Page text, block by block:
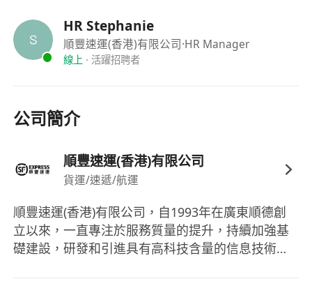
及一張證件相
青衣港鐵站A1出口馬莎側門出口右轉落樓梯，有免
費接駁巴士直達順豐大廈
******** 巴士時間表:
****************************
如申請司機崗位，請於星期一至五09:45或13:45親
惡劣天氣下之安排:
- 如於開放時段前1小時, 天文台懸掛黑色暴雨警告、
8號或以上颱風警告信號或政府發出極端天氣, 該時
HR Stephanie
順豐速運(香港)有限公司·HR Manager
線上 · 活躍招聘者
公司簡介
順豐速運(香港)有限公司
貨運/速遞/航運
順豐速運(香港)有限公司，自1993年在廣東順德創
立以來，一直專注於服務質量的提升，持續加強基
礎建設，研發和引進具有高科技含量的信息技術與